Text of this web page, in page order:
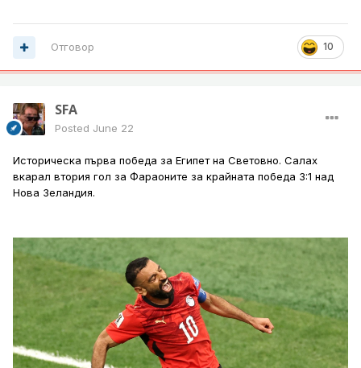
10
Отговор
SFA
Posted June 22
Историческа първа победа за Египет на Световно. Салах
вкарал втория гол за Фараоните за крайната победа 3:1 над
Нова Зеландия.